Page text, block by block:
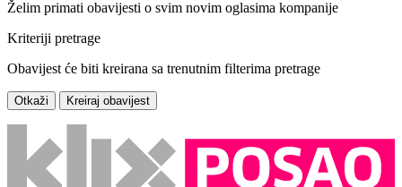
Želim primati obavijesti o svim novim oglasima kompanije
Kriteriji pretrage
Obavijest će biti kreirana sa trenutnim filterima pretrage
Otkaži Kreiraj obavijest